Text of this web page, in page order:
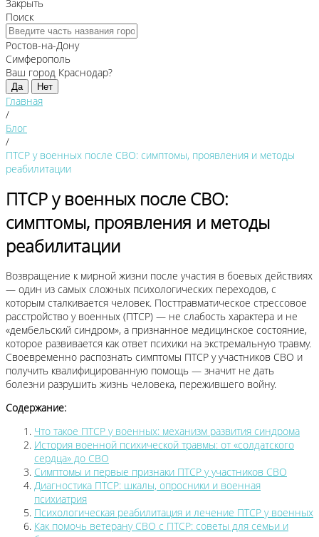
Закрыть
Поиск
Ростов-на-Дону
Симферополь
Ваш город Краснодар?
Да Нет
Главная
/
Блог
/
ПТСР у военных после СВО: симптомы, проявления и методы
реабилитации
ПТСР у военных после СВО:
симптомы, проявления и методы
реабилитации
Возвращение к мирной жизни после участия в боевых действиях
— один из самых сложных психологических переходов, с
которым сталкивается человек. Посттравматическое стрессовое
расстройство у военных (ПТСР) — не слабость характера и не
«дембельский синдром», а признанное медицинское состояние,
которое развивается как ответ психики на экстремальную травму.
Своевременно распознать симптомы ПТСР у участников СВО и
получить квалифицированную помощь — значит не дать
болезни разрушить жизнь человека, пережившего войну.
Содержание:
Что такое ПТСР у военных: механизм развития синдрома
История военной психической травмы: от «солдатского
сердца» до СВО
Симптомы и первые признаки ПТСР у участников СВО
Диагностика ПТСР: шкалы, опросники и военная
психиатрия
Психологическая реабилитация и лечение ПТСР у военных
Как помочь ветерану СВО с ПТСР: советы для семьи и